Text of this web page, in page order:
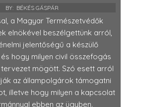
BY: BÉKÉS GÁSPÁR
a Magyar Természetvédők
elnökével beszélgettünk arról,
jelentőségű a készülő
hogy milyen civil összefogás
tervezet mögött. Szó esett arról
az állampolgárok támogatni
illetve hogy milyen a kapcsolat
ebben az ügyben.